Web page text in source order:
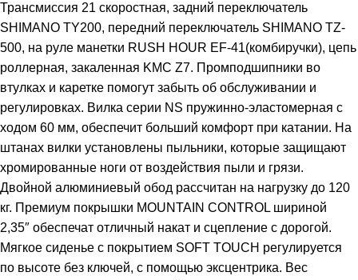
Трансмиссия 21 скоростная, задний переключатель
SHIMANO TY200, передний переключатель SHIMANO TZ-
500, на руле манетки RUSH HOUR EF-41(комбиручки), цепь
роллерная, закаленная KMC Z7. Промподшипники во
втулках и каретке помогут забыть об обслуживании и
регулировках. Вилка серии NS пружинно-эластомерная с
ходом 60 мм, обеспечит больший комфорт при катании. На
штанах вилки установлены пыльники, которые защищают
хромированные ноги от воздействия пыли и грязи.
Двойной алюминиевый обод рассчитан на нагрузку до 120
кг. Премиум покрышки MOUNTAIN CONTROL шириной
2,35″ обеспечат отличный накат и сцепление с дорогой.
Мягкое сиденье с покрытием SOFT TOUCH регулируется
по высоте без ключей, с помощью эксцентрика. Вес